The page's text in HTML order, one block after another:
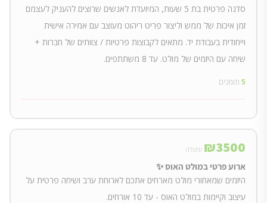
סדנה פרטית בת 5 שעות, המיועדת לאנשים שרוצים להעניק לעצמם
זמן איכות של ממש וליצור פריט ריהוט מעוצב עם אמירה אישית
וייחודית בעבודת יד. מתאים לקבוצות פרטיות / צוותים של חברות +
שיחה עם היזמים של מולט. עד 8 משתתפים.
5 תומכים
₪3500 ומעלה
ארוע פרטי במולט האוס ✨
היזמים שמאחורי מולט מארחים אתכם לארוחת ערב ושיחה פרטית על
עיצוב וקיימות במולט האוס - עד 10 אורחים.